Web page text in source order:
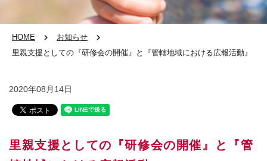
HOME
お知らせ
里親支援としての『研修会の開催』と『管轄地域における広報活動』
2020年08月14日
里親支援としての『研修会の開催』と『管